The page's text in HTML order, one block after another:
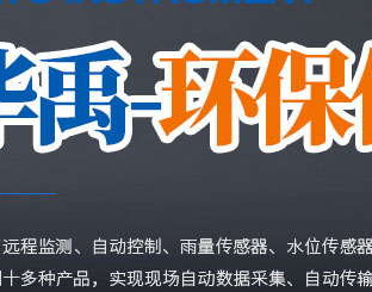
HY-F10型便携式明渠流量计
186-6365-3723